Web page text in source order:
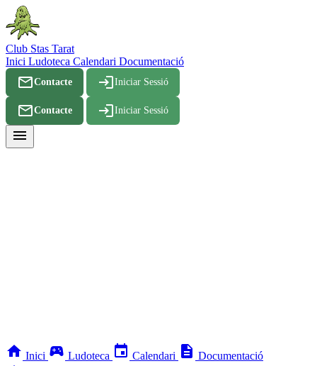
Club Stas Tarat
Inici Ludoteca Calendari Documentació
mail_outlineContacte loginIniciar Sessió
mail_outlineContacte loginIniciar Sessió
menu
home Inici sports_esports Ludoteca event Calendari description Documentació